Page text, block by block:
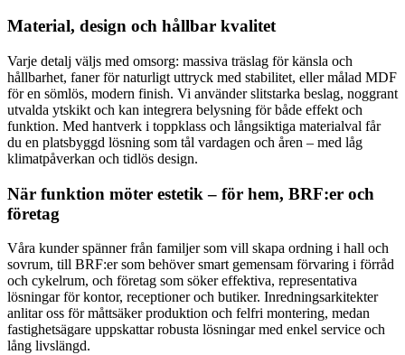
Material, design och hållbar kvalitet
Varje detalj väljs med omsorg: massiva träslag för känsla och
hållbarhet, faner för naturligt uttryck med stabilitet, eller målad MDF
för en sömlös, modern finish. Vi använder slitstarka beslag, noggrant
utvalda ytskikt och kan integrera belysning för både effekt och
funktion. Med hantverk i toppklass och långsiktiga materialval får
du en platsbyggd lösning som tål vardagen och åren – med låg
klimatpåverkan och tidlös design.
När funktion möter estetik – för hem, BRF:er och
företag
Våra kunder spänner från familjer som vill skapa ordning i hall och
sovrum, till BRF:er som behöver smart gemensam förvaring i förråd
och cykelrum, och företag som söker effektiva, representativa
lösningar för kontor, receptioner och butiker. Inredningsarkitekter
anlitar oss för måttsäker produktion och felfri montering, medan
fastighetsägare uppskattar robusta lösningar med enkel service och
lång livslängd.